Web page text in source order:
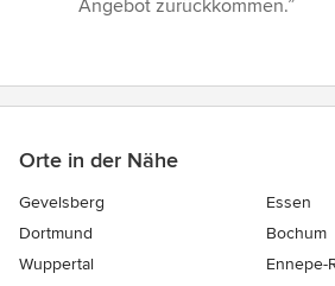
Angebot zurückkommen.”
Orte in der Nähe
Gevelsberg
Essen
Dortmund
Bochum
Wuppertal
Ennepe-